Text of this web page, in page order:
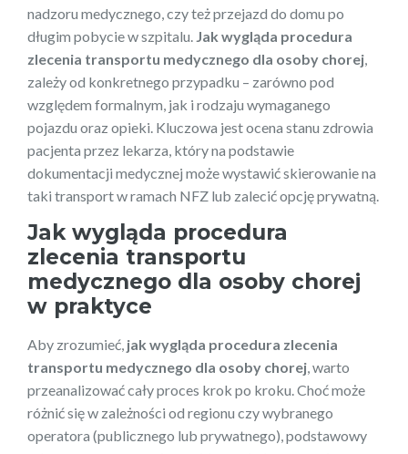
nadzoru medycznego, czy też przejazd do domu po
długim pobycie w szpitalu. Jak wygląda procedura
zlecenia transportu medycznego dla osoby chorej
zależy od konkretnego przypadku – zarówno pod
względem formalnym, jak i rodzaju wymaganego
pojazdu oraz opieki. Kluczowa jest ocena stanu zdrowia
pacjenta przez lekarza, który na podstawie
dokumentacji medycznej może wystawić skierowanie na
taki transport w ramach NFZ lub zalecić opcję prywatną.
Jak wygląda procedura
zlecenia transportu
medycznego dla osoby chorej
w praktyce
Aby zrozumieć, jak wygląda procedura zlecenia
transportu medycznego dla osoby chorej , warto
przeanalizować cały proces krok po kroku. Choć może
różnić się w zależności od regionu czy wybranego
operatora (publicznego lub prywatnego), podstawowy